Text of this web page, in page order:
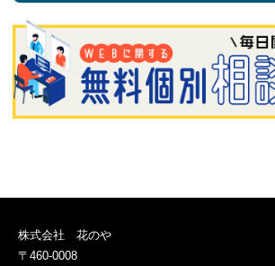
株式会社 花のや
〒460-0008